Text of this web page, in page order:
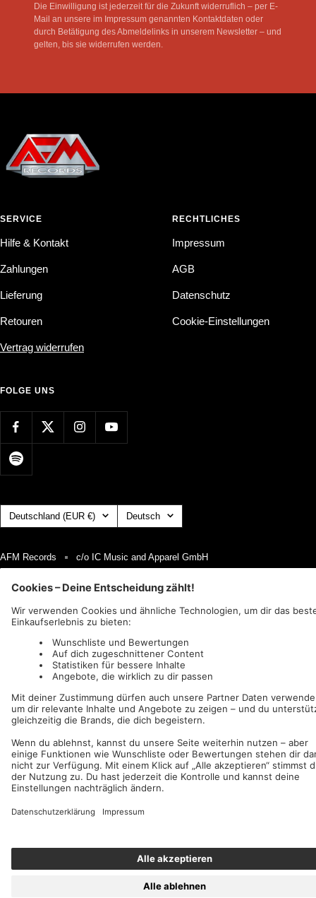
Die Einwilligung ist jederzeit für die Zukunft widerruflich – per E-
Mail an unsere im Impressum genannten Kontaktdaten oder
durch Betätigung des Abmeldelinks in unserem Newsletter – und
gelten, bis sie widerrufen werden.
SERVICE
Hilfe & Kontakt
Zahlungen
Lieferung
Retouren
Vertrag widerrufen
RECHTLICHES
Impressum
AGB
Datenschutz
Cookie-Einstellungen
FOLGE UNS
Land/Region Deutschland (EUR €) Sprache
Deutsch
AFM Records c/o IC Music and Apparel GmbH
Wir akzeptieren